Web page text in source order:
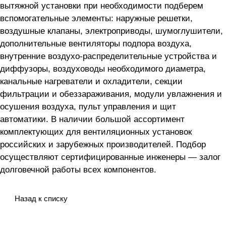
вытяжной установки при необходимости подберем
вспомогательные элементы: наружные решетки,
воздушные клапаны, электроприводы, шумоглушители,
дополнительные вентиляторы подпора воздуха,
внутренние воздухо-распределительные устройства и
диффузоры, воздуховоды необходимого диаметра,
канальные нагреватели и охладители, секции
фильтрации и обеззараживания, модули увлажнения и
осушения воздуха, пульт управления и щит
автоматики. В наличии большой ассортимент
комплектующих для вентиляционных установок
российских и зарубежных производителей. Подбор
осуществляют сертифицированные инженеры — залог
долговечной работы всех компонентов.
Назад к списку